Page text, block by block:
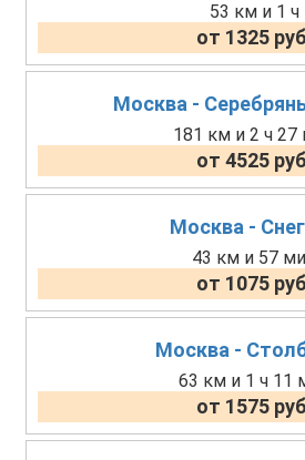
53 км и 1 ч
от 1325
Москва -
181 км и 2 ч 27
от 4525
Москва -
43 км и 57
от 1075
Москва -
63 км и 1 ч 11
от 1575